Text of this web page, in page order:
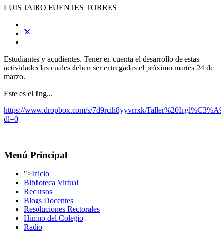
LUIS JAIRO FUENTES TORRES
Estudiantes y acudientes. Tener en cuenta el desarrollo de estas
actividades las cuales deben ser entregadas el próximo martes 24 de
marzo.
Este es el ling...
https://www.dropbox.com/s/7d9rcih8yyvrrxk/
dl=0
Menú Principal
">Inicio
Biblioteca Virtual
Recursos
Blogs Docentes
Resoluciones Rectorales
Himno del Colegio
Radio